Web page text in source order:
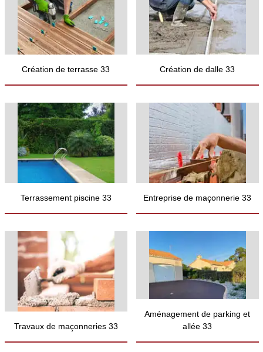
Création de terrasse 33 Création de dalle 33
Terrassement piscine 33 Entreprise de maçonnerie 33
Travaux de maçonneries 33
Aménagement de parking et
allée 33